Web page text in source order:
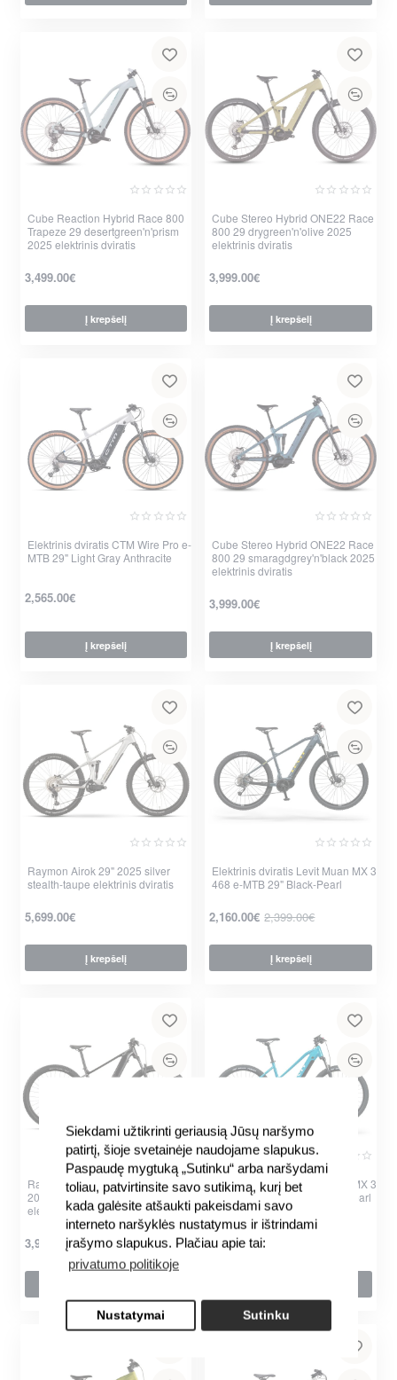
Siekdami užtikrinti geriausią Jūsų naršymo
patirtį, šioje svetainėje naudojame slapukus.
Paspaudę mygtuką „Sutinku“ arba naršydami
toliau, patvirtinsite savo sutikimą, kurį bet
kada galėsite atšaukti pakeisdami savo
interneto naršyklės nustatymus ir ištrindami
įrašymo slapukus. Plačiau apie tai:
privatumo politikoje
Nustatymai Sutinku
Cube Reaction Hybrid Race 800
Trapeze 29 desertgreen'n'prism
2025 elektrinis dviratis
3,499.00€
Į krepšelį
Cube Stereo Hybrid ONE22 Race
800 29 drygreen'n'olive 2025
elektrinis dviratis
3,999.00€
Į krepšelį
Elektrinis dviratis CTM Wire Pro e-
MTB 29" Light Gray Anthracite
2,565.00€
Į krepšelį
Cube Stereo Hybrid ONE22 Race
800 29 smaragdgrey'n'black 2025
elektrinis dviratis
3,999.00€
Į krepšelį
Raymon Airok 29" 2025 silver
stealth-taupe elektrinis dviratis
5,699.00€
Į krepšelį
-10%
Elektrinis dviratis Levit Muan MX 3
468 e-MTB 29" Black-Pearl
2,160.00€ 2,399.00€
Į krepšelį
Raymon Hardray Ultra 800 29"
2025 mica-black-chrome
elektrinis dviratis
3,999.00€
Elektrinis dviratis Levit Muan MX 3
468 e-MTB 27.5" Turquoise Pearl
2,399.00€